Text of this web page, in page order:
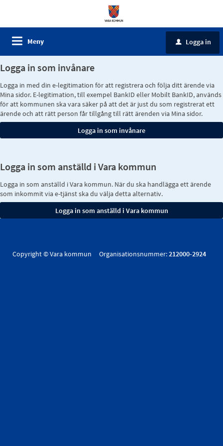
Meny u Logga in
Logga in som invånare
Logga in med din e-legitimation för att registrera och följa ditt ärende via
Mina sidor. E-legitimation, till exempel BankID eller Mobilt BankID, används
för att kommunen ska vara säker på att det är just du som registrerat ett
ärende och att rätt person får tillgång till rätt ärenden via Mina sidor.
Logga in som anställd i Vara kommun
Logga in som anställd i Vara kommun. När du ska handlägga ett ärende
som inkommit via e-tjänst ska du välja detta alternativ.
Copyright © Vara kommun Organisationsnummer:212000-2924